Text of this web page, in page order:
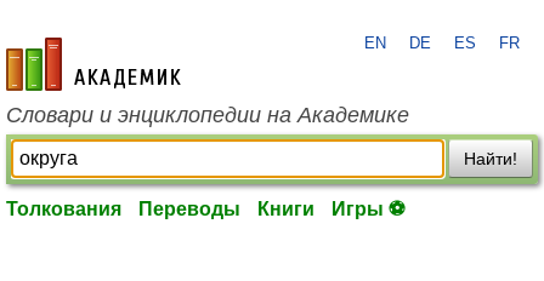
academic.ru
EN DE ES FR
Словари и энциклопедии на Академике
Найти!
Толкования Переводы Книги Игры ⚽